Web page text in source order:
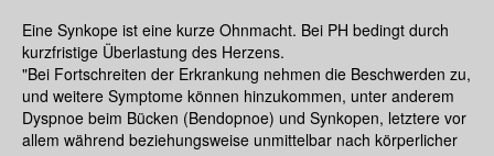
Eine Synkope ist eine kurze Ohnmacht. Bei PH bedingt durch
kurzfristige Überlastung des Herzens.
"Bei Fortschreiten der Erkrankung nehmen die Beschwerden zu,
und weitere Symptome können hinzukommen, unter anderem
Dyspnoe beim Bücken (Bendopnoe) und Synkopen, letztere vor
allem während beziehungsweise unmittelbar nach körperlicher